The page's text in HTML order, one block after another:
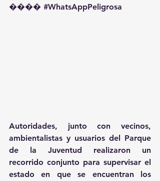
��️�� #WhatsAppPeligrosa
Autoridades, junto con vecinos,
ambientalistas y usuarios del Parque
de la Juventud realizaron un
recorrido conjunto para supervisar el
estado en que se encuentran los